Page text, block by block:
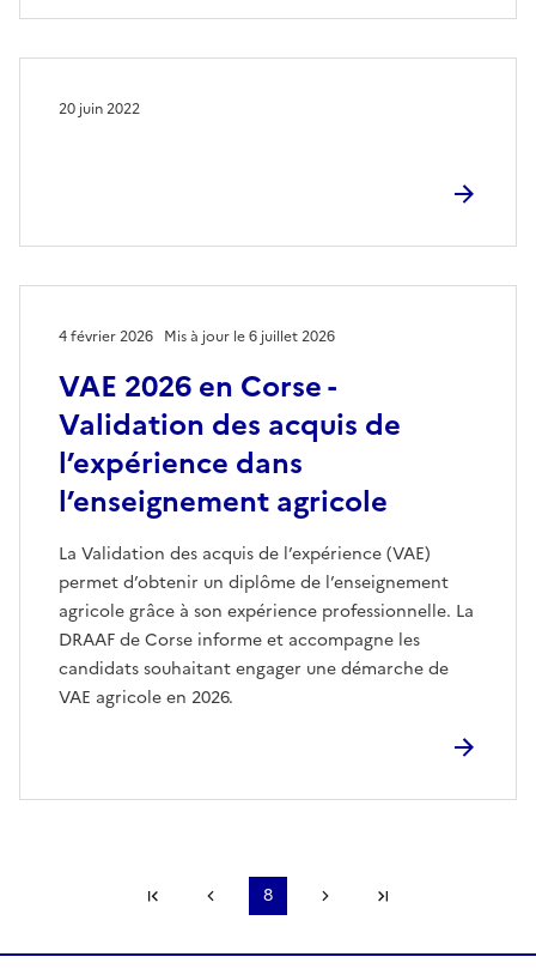
20 juin 2022
VAE 2026 en Corse -
Validation des acquis de
l’expérience dans
l’enseignement agricole
4 février 2026 Mis à jour le 6 juillet 2026
La Validation des acquis de l’expérience (VAE)
permet d’obtenir un diplôme de l’enseignement
agricole grâce à son expérience professionnelle. La
DRAAF de Corse informe et accompagne les
candidats souhaitant engager une démarche de
VAE agricole en 2026.
Première pagePage précédente
8 Page suivante